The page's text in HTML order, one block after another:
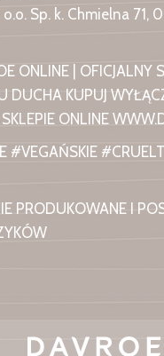
o.o. Sp. k. Chmielna 71,
ONLINE | OFICJALNY
DUCHA KUPUJ
ONLINE
#VEGAŃSKIE
PRODUKOWANE I